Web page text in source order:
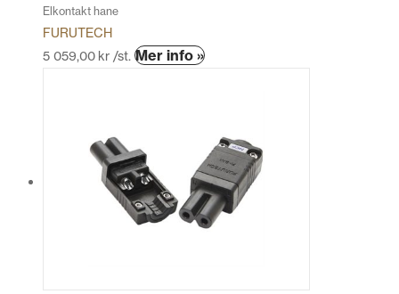
Elkontakt hane
FURUTECH
5 059,00 kr /st. Mer info »